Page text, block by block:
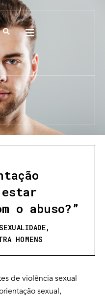
o abuso?”
,
HOMENS
de violência sexual
sexual,